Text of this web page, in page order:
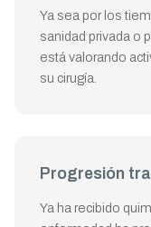
Ya sea por los
sanidad privada o
está valorando
su cirugía.
Progresión
Ya ha recibido